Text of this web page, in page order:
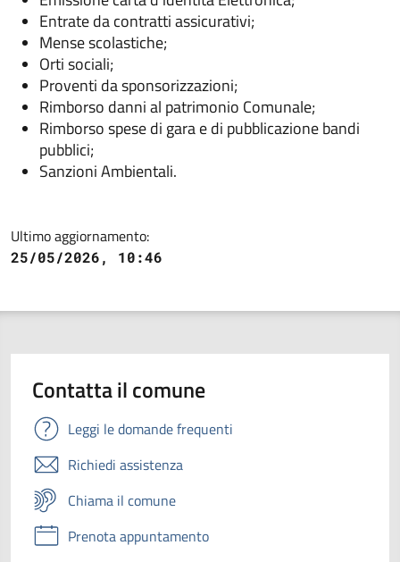
Entrate da contratti assicurativi;
Mense scolastiche;
Orti sociali;
Proventi da sponsorizzazioni;
Rimborso danni al patrimonio Comunale;
Rimborso spese di gara e di pubblicazione bandi
pubblici;
Sanzioni Ambientali.
Ultimo aggiornamento:
25/05/2026, 10:46
Contatta il comune
Leggi le domande frequenti
Richiedi assistenza
Chiama il comune
Prenota appuntamento